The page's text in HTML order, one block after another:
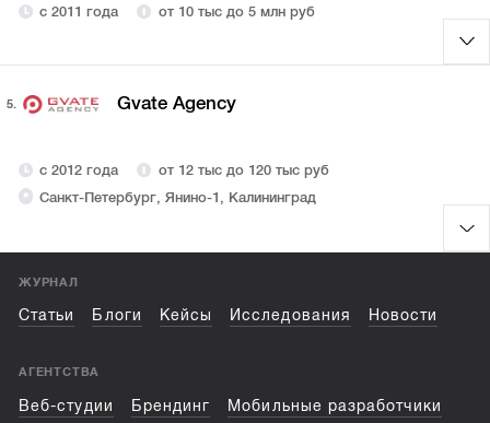
с 2011 года от 10 тыс до 5 млн руб
5. Gvate Agency
с 2012 года
от 12 тыс до 120 тыс руб
Санкт-Петербург, Янино-1, Калининград
ЖУРНАЛ
Статьи Блоги Кейсы Исследования Новости
АГЕНТСТВА
Веб-студии Брендинг
Мобильные разработчики